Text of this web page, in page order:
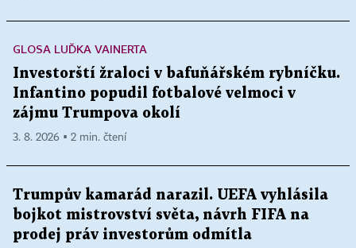
GLOSA LUĎKA VAINERTA
Investorští žraloci v bafuňářském rybníčku.
Infantino popudil fotbalové velmoci v
zájmu Trumpova okolí
3. 8. 2026 ▪ 2 min. čtení
Trumpův kamarád narazil. UEFA vyhlásila
bojkot mistrovství světa, návrh FIFA na
prodej práv investorům odmítla